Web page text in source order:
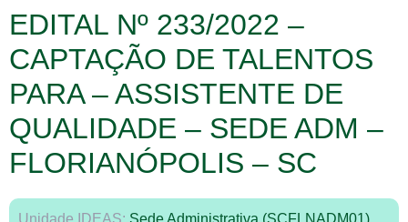
EDITAL Nº 233/2022 –
CAPTAÇÃO DE TALENTOS
PARA – ASSISTENTE DE
QUALIDADE – SEDE ADM –
FLORIANÓPOLIS – SC